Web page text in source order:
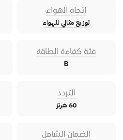
اتجاه الهواء
توزيع مثالي للهواء
فئة كفاءة الطاقة
B
التردد
60 هرتز
الضمان الشامل